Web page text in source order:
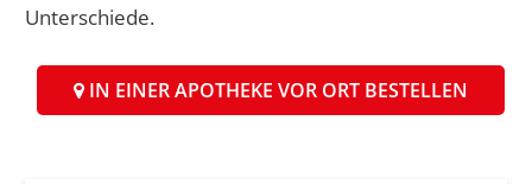
Unterschiede.
IN EINER APOTHEKE VOR ORT BESTELLEN